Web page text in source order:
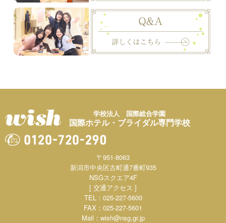
学校法人 国際総合学園
国際ホテル・ブライダル専門学校
〒951-8063
新潟市中央区古町通7番町935
NSGスクエア4F
[ 交通アクセス ]
TEL：025-227-5600
FAX：025-227-5601
Mail： wish@nsg.gr.jp